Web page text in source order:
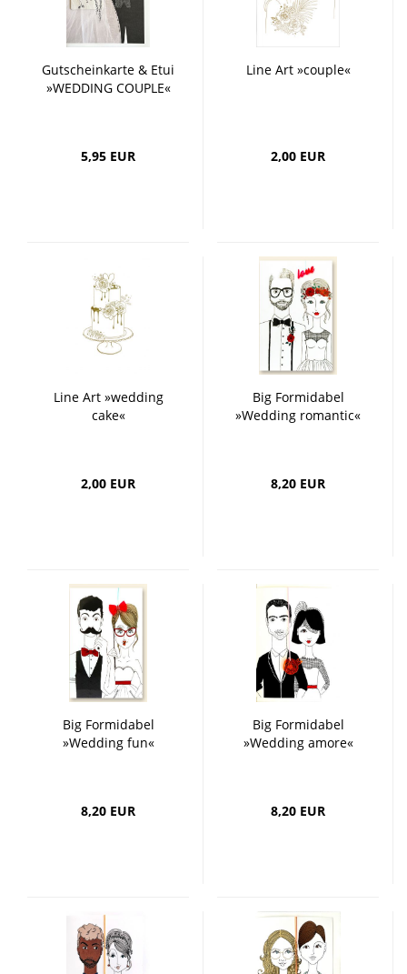
Gutscheinkarte & Etui
»WEDDING COUPLE«
5,95 EUR
Line Art »couple«
2,00 EUR
Line Art »wedding
cake«
2,00 EUR
Big Formidabel
»Wedding romantic«
8,20 EUR
Big Formidabel
»Wedding fun«
8,20 EUR
Big Formidabel
»Wedding amore«
8,20 EUR